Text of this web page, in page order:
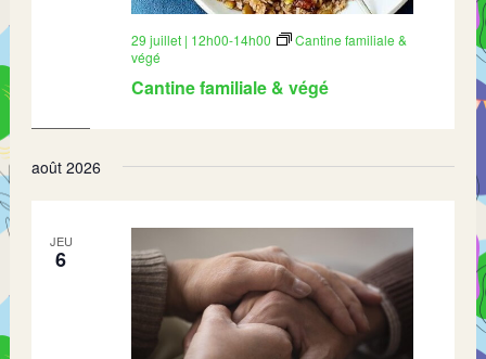
Cantine familiale & végé
29 juillet | 12h00-14h00
Cantine familiale &
végé
août 2026
JEU
6